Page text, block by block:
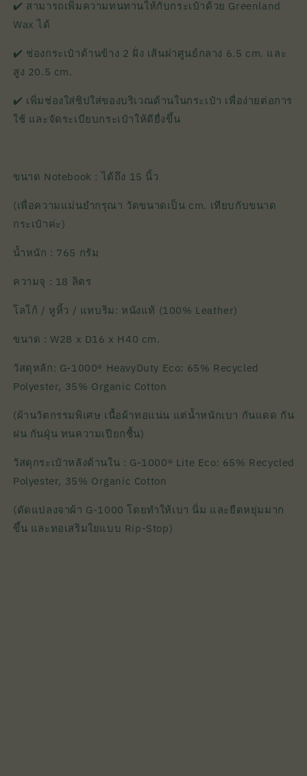
✔️ สามารถเพิ่มความทนทานให้กับกระเป๋าด้วย Greenland
Wax ได้
✔️ ช่องกระเป๋าด้านข้าง 2 ฝั่ง เส้นผ่าศูนย์กลาง 6.5 cm. และ
สูง 20.5 cm.
✔️ เพิ่มช่องใส่ซิปใส่ของบริเวณด้านในกระเป๋า เพื่อง่ายต่อการ
ใช้ และจัดระเบียบกระเป๋าให้ดียื่งขึ้น
ขนาด Notebook : ได้ถึง 15 นิ้ว
(เพื่อความแม่นยำกรุณา วัดขนาดเป็น cm. เทียบกับขนาด
กระเป๋าค่ะ)
น้ำหนัก : 765 กรัม
ความจุ : 18 ลิตร
โลโก้ / หูหิ้ว / แทบริม: หนังแท้ (100% Leather)
ขนาด : W28 x D16 x H40 cm.
วัสดุหลัก: G-1000® HeavyDuty Eco: 65% Recycled
Polyester, 35% Organic Cotton
(ผ้านวัตกรรมพิเศษ เนื้อผ้าทอแน่น แต่น้ำหนักเบา กันแดด กัน
ฝน กันฝุ่น ทนความเปียกชื้น)
วัสดุกระเป๋าหลังด้านใน : G-1000® Lite Eco: 65% Recycled
Polyester, 35% Organic Cotton
(ดัดแปลงจาผ้า G-1000 โดยทำให้เบา นิ่ม และยืดหยุ่มมาก
ขึ้น และทอเสริมใยแบบ Rip-Stop)